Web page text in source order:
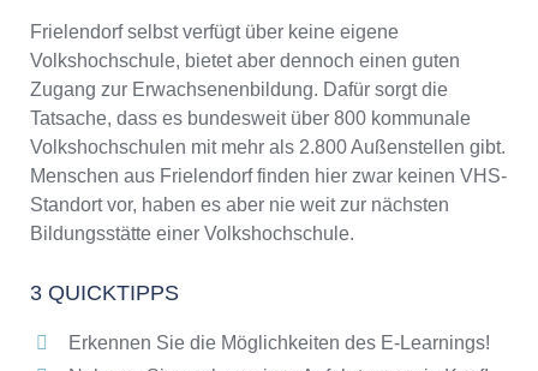
Checkliste: VHS-Kurse rund um Frielendorf
Keine VHS in Frielendorf
Online-Kurse: Pro und Contra
Online-Kurse als alternative Angebote zu
VHS-Kursen
Die VHS als Inbegriff der Erwachsenenbildung
Das bundesweite Netzwerk der
Abendschulen rund um Frielendorf
Bildungsangebote der VHS
Frielendorf selbst verfügt über keine eigene
Volkshochschule, bietet aber dennoch einen guten
Zugang zur Erwachsenenbildung. Dafür sorgt die
Tatsache, dass es bundesweit über 800 kommunale
Volkshochschulen mit mehr als 2.800 Außenstellen gibt.
Menschen aus Frielendorf finden hier zwar keinen VHS-
Standort vor, haben es aber nie weit zur nächsten
Bildungsstätte einer Volkshochschule.
3 QUICKTIPPS
Erkennen Sie die Möglichkeiten des E-Learnings!